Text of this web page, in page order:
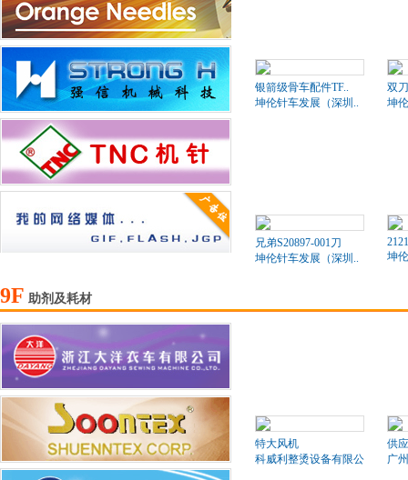
银箭级骨车配件TF..
坤伦针车发展（深圳..
双
坤
兄弟S20897-001刀
坤伦针车发展（深圳..
坤
9F 助剂及耗材
特大风机
科威利整烫设备有限公司
供
广